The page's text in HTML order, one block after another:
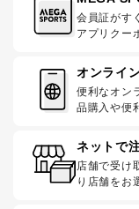
会員証がす
アプリクー
オンライ
便利なオン
品購入や便
ネットで
店舗で受け
り店舗をお